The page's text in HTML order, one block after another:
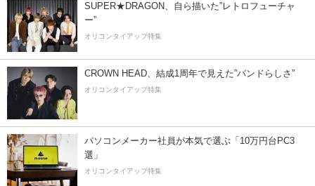
SUPER★DRAGON、自ら描いた”レトロフューチャ
ー”
オリコンタイアップ特集
CROWN HEAD、結成1周年で見えた”バンドらしさ”
オリコンタイアップ特集
パソコンメーカー社員が本気で選ぶ「10万円台PC3
選」
オリコンタイアップ特集